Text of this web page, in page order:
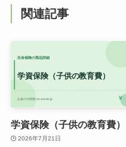
関連記事
学資保険（子供の教育費）
2026年7月21日